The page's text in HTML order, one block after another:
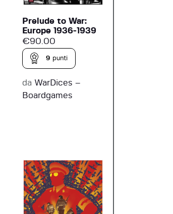
Prelude to War:
Europe 1936-1939
€90.00
9 punti
da WarDices –
Boardgames